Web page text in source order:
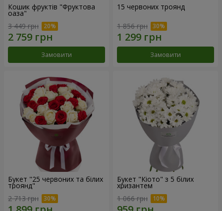
Кошик фруктів "Фруктова
оаза"
3 449 грн
Замовити
15 червоних троянд
1 856 грн
Замовити
Букет "25 червоних та білих
троянд"
2 713 грн
Букет "Кіото" з 5 білих
хризантем
1 066 грн